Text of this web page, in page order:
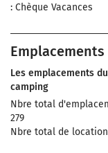
: Chèque Vacances
Les emplacements du
camping
Nbre total
279
Nbre total de